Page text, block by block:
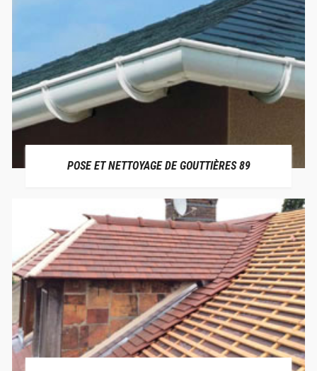
POSE ET NETTOYAGE DE GOUTTIÈRES 89